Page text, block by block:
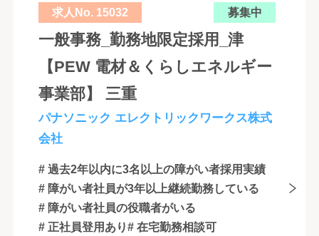
求人No. 15032 募集中
一般事務_勤務地限定採用_津
【PEW 電材＆くらしエネルギー
事業部】 三重
パナソニック エレクトリックワークス株式
会社
# 過去2年以内に3名以上の障がい者採用実績
# 障がい者社員が3年以上継続勤務している
# 障がい者社員の役職者がいる
# 正社員登用あり# 在宅勤務相談可